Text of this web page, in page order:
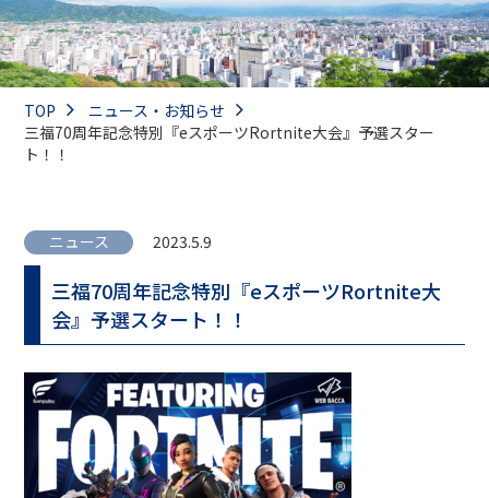
TOP
ニュース・お知らせ
三福70周年記念特別『eスポーツRortnite大会』予選スター
ト！！
ニュース 2023.5.9
三福70周年記念特別『eスポーツRortnite大
会』予選スタート！！